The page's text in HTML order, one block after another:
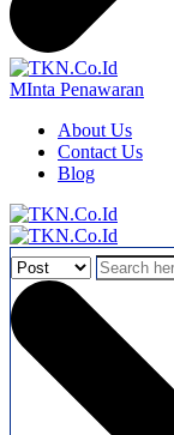
MInta Penawaran
About Us
Contact Us
Blog